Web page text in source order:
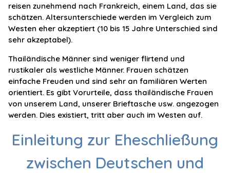
reisen zunehmend nach Frankreich, einem Land, das sie
schätzen. Altersunterschiede werden im Vergleich zum
Westen eher akzeptiert (10 bis 15 Jahre Unterschied sind
sehr akzeptabel).
Thailändische Männer sind weniger flirtend und
rustikaler als westliche Männer. Frauen schätzen
einfache Freuden und sind sehr an familiären Werten
orientiert. Es gibt Vorurteile, dass thailändische Frauen
von unserem Land, unserer Brieftasche usw. angezogen
werden. Dies existiert, tritt aber auch im Westen auf.
Einleitung zur Eheschließung
zwischen Deutschen und